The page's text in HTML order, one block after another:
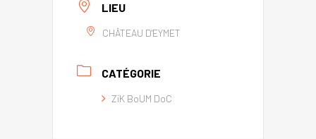
LIEU
CHÂTEAU D'EYMET
CATÉGORIE
ZiK BoUM DoC